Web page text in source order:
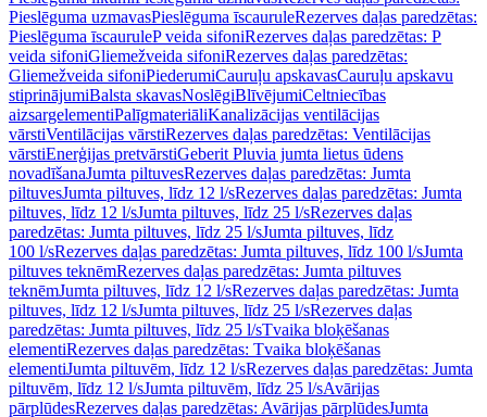
Pieslēguma uzmavasPieslēguma īscauruleRezerves daļas paredzētas:
Pieslēguma īscauruleP veida sifoniRezerves daļas paredzētas: P
veida sifoniGliemežveida sifoniRezerves daļas paredzētas:
Gliemežveida sifoniPiederumiCauruļu apskavasCauruļu apskavu
stiprinājumiBalsta skavasNoslēgiBlīvējumiCeltniecības
aizsargelementiPalīgmateriāliKanalizācijas ventilācijas
vārstiVentilācijas vārstiRezerves daļas paredzētas: Ventilācijas
vārstiEnerģijas pretvārstiGeberit Pluvia jumta lietus ūdens
novadīšanaJumta piltuvesRezerves daļas paredzētas: Jumta
piltuvesJumta piltuves, līdz 12 l/sRezerves daļas paredzētas: Jumta
piltuves, līdz 12 l/sJumta piltuves, līdz 25 l/sRezerves daļas
paredzētas: Jumta piltuves, līdz 25 l/sJumta piltuves, līdz
100 l/sRezerves daļas paredzētas: Jumta piltuves, līdz 100 l/sJumta
piltuves teknēmRezerves daļas paredzētas: Jumta piltuves
teknēmJumta piltuves, līdz 12 l/sRezerves daļas paredzētas: Jumta
piltuves, līdz 12 l/sJumta piltuves, līdz 25 l/sRezerves daļas
paredzētas: Jumta piltuves, līdz 25 l/sTvaika bloķēšanas
elementiRezerves daļas paredzētas: Tvaika bloķēšanas
elementiJumta piltuvēm, līdz 12 l/sRezerves daļas paredzētas: Jumta
piltuvēm, līdz 12 l/sJumta piltuvēm, līdz 25 l/sAvārijas
pārplūdesRezerves daļas paredzētas: Avārijas pārplūdesJumta